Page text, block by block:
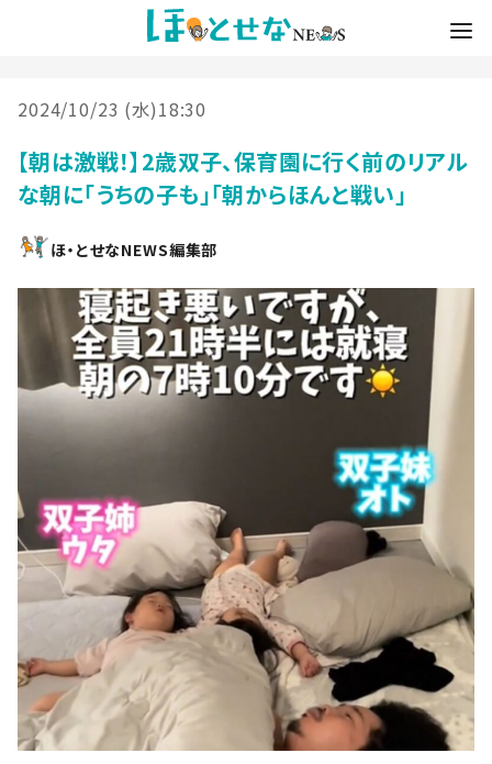
2024/10/23 (水)18:30
【朝は激戦！】2歳双子、保育園に行く前のリアル
な朝に「うちの子も」「朝からほんと戦い」
ほ・とせなNEWS編集部